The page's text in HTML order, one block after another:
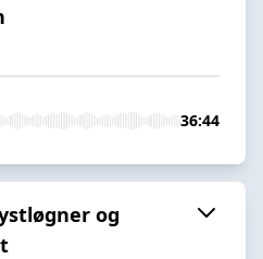
36:44
og